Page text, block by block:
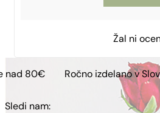
Žal ni
Ročno izdelano v Sloveniji
Sledi nam: